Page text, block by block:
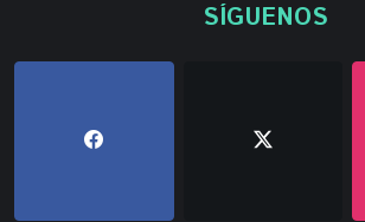
SÍGUENOS